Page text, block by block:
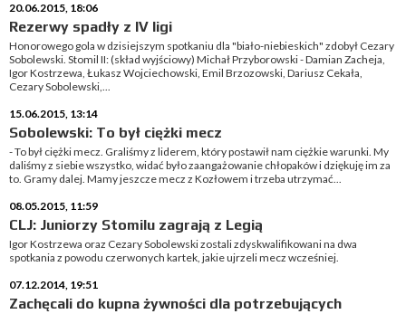
20.06.2015, 18:06
Rezerwy spadły z IV ligi
Honorowego gola w dzisiejszym spotkaniu dla "biało-niebieskich" zdobył Cezary
Sobolewski. Stomil II: (skład wyjściowy) Michał Przyborowski - Damian Zacheja,
Igor Kostrzewa, Łukasz Wojciechowski, Emil Brzozowski, Dariusz Cekała,
Cezary Sobolewski,...
15.06.2015, 13:14
Sobolewski: To był ciężki mecz
- To był ciężki mecz. Graliśmy z liderem, który postawił nam ciężkie warunki. My
daliśmy z siebie wszystko, widać było zaangażowanie chłopaków i dziękuję im za
to. Gramy dalej. Mamy jeszcze mecz z Kozłowem i trzeba utrzymać...
08.05.2015, 11:59
CLJ: Juniorzy Stomilu zagrają z Legią
Igor Kostrzewa oraz Cezary Sobolewski zostali zdyskwalifikowani na dwa
spotkania z powodu czerwonych kartek, jakie ujrzeli mecz wcześniej.
07.12.2014, 19:51
Zachęcali do kupna żywności dla potrzebujących